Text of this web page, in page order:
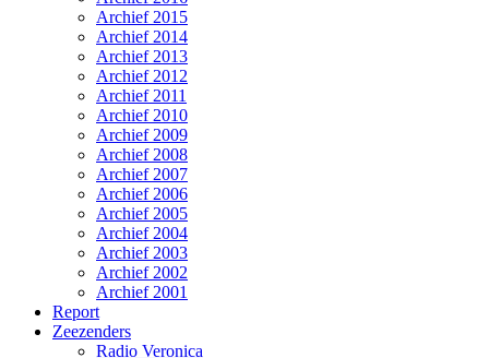
Archief 2015
Archief 2014
Archief 2013
Archief 2012
Archief 2011
Archief 2010
Archief 2009
Archief 2008
Archief 2007
Archief 2006
Archief 2005
Archief 2004
Archief 2003
Archief 2002
Archief 2001
Report
Zeezenders
Radio Veronica